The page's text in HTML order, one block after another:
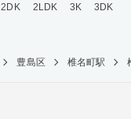
2DK 2LDK 3K
3DK
豊島区 椎名町駅